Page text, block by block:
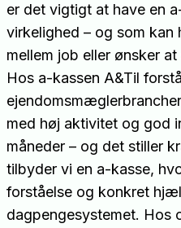
er det vigtigt at have en
virkelighed – og som
mellem job eller ønsker
Hos a-kassen A&Til
med høj aktivitet og god
måneder – og det stiller
tilbyder vi en a-kasse,
forståelse og konkret
dagpengesystemet. Hos